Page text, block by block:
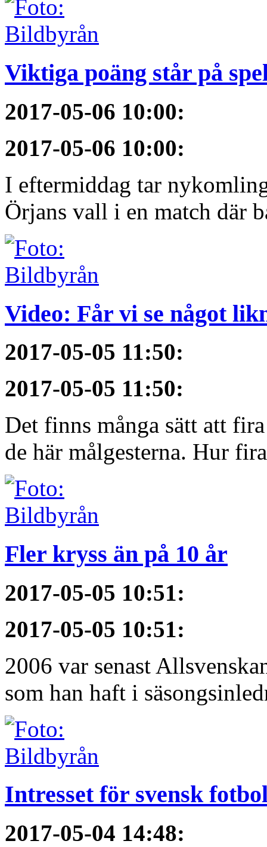
Viktiga poäng står på
2017-05-06 10:00:
2017-05-06 10:00:
I eftermiddag tar
Örjans vall i en match där
Video: Får vi se något
2017-05-05 11:50:
2017-05-05 11:50:
Det finns många sätt att
de här målgesterna. Hur
Fler kryss än på 10 år
2017-05-05 10:51:
2017-05-05 10:51:
2006 var senast
som han haft i
Intresset för svensk
2017-05-04 14:48: